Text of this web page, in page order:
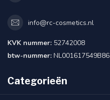
info@rc-cosmetics.nl
KVK nummer: 52742008
btw-nummer: NL001617549B86
Categorieën